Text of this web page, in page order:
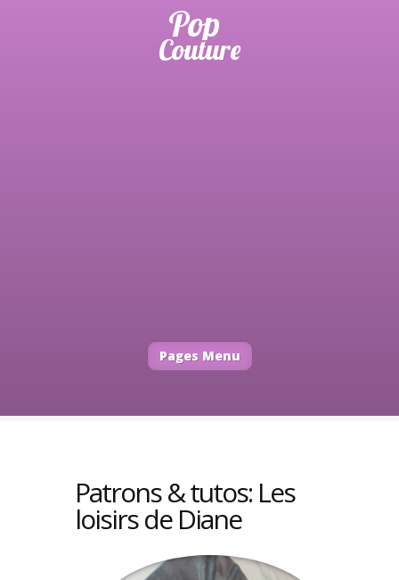
Pages Menu
Patrons & tutos: Les
loisirs de Diane